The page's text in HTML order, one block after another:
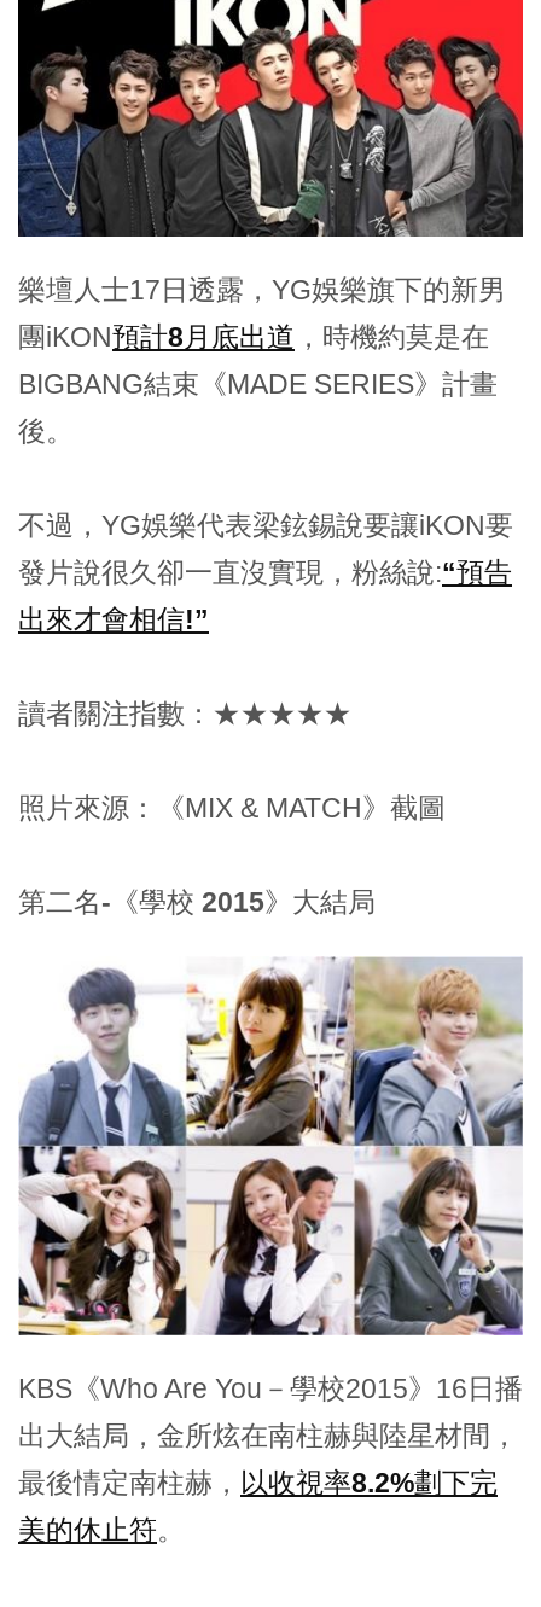
樂壇人士17日透露，YG娛樂旗下的新男
團iKON預計8月底出道 ，時機約莫是在
BIGBANG結束《MADE SERIES》計畫
後。
不過，YG娛樂代表梁鉉錫說要讓iKON要
發片說很久卻一直沒實現，粉絲說:“預告
出來才會相信!”
讀者關注指數：★★★★★
照片來源：《MIX & MATCH》截圖
第二名-《學校 2015》大結局
KBS《Who Are You－學校2015》16日播
出大結局，金所炫在南柱赫與陸星材間，
最後情定南柱赫， 以收視率8.2%劃下完
美的休止符。